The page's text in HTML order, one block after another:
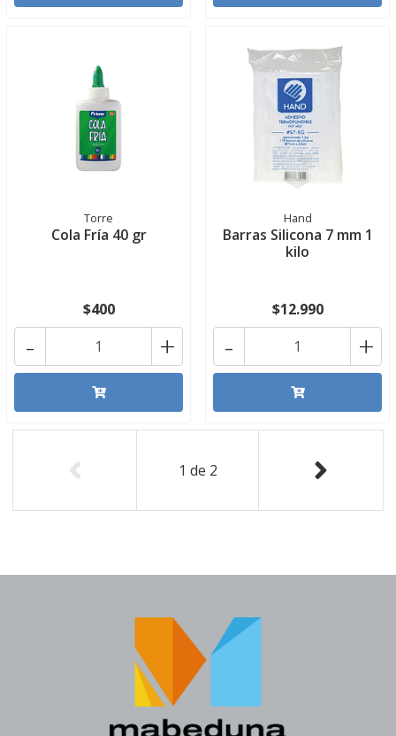
Torre
Cola Fría 40 gr
$400
+
-
Hand
Barras Silicona 7 mm 1
kilo
$12.990
+
-
1 de 2